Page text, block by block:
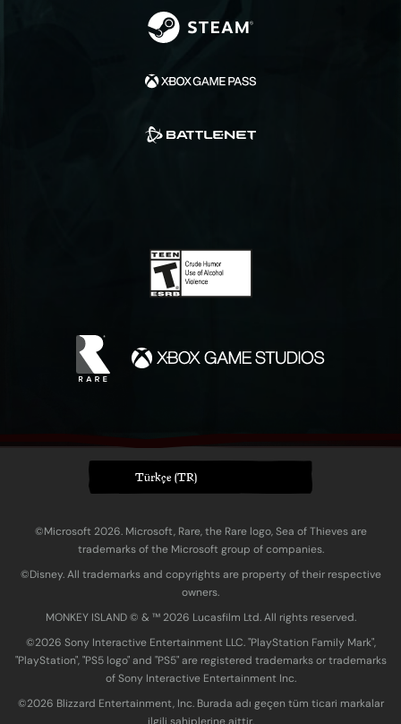
Türkçe (TR)
©Microsoft 2026. Microsoft, Rare, the Rare logo, Sea of Thieves are
trademarks of the Microsoft group of companies.
©Disney. All trademarks and copyrights are property of their respective
owners.
MONKEY ISLAND © & ™ 20‍26 Lucasfilm Ltd. All rights reserved.
©2026 Sony Interactive Entertainment LLC. "PlayStation Family Mark",
"PlayStation", "PS5 logo" and "PS5" are registered trademarks or trademarks
of Sony Interactive Entertainment Inc.
©2026 Blizzard Entertainment, Inc. Burada adı geçen tüm ticari markalar